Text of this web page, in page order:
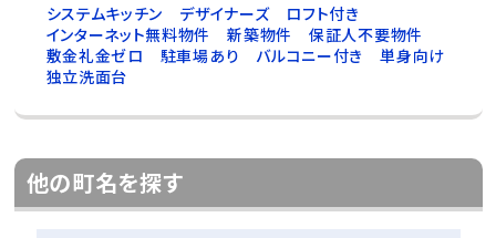
システムキッチン
デザイナーズ
ロフト付き
インターネット無料物件
新築物件
保証人不要物件
敷金礼金ゼロ
駐車場あり バルコニー付き
単身向け
独立洗面台
他の町名を探す